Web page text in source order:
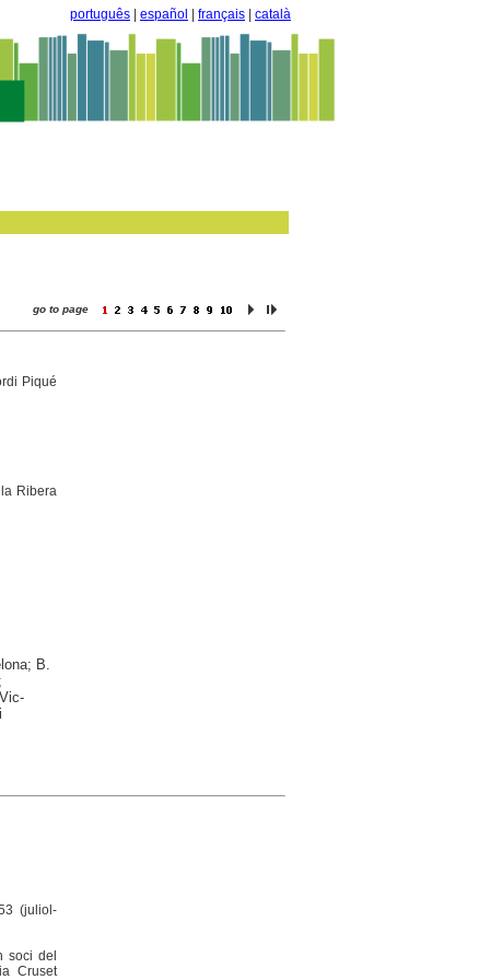
português español français català
go to page
Piqué
Ribera
B.
(juliol-
soci del
Cruset